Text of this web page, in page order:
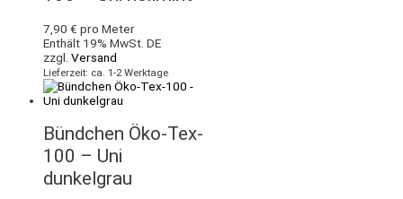
7,90 € pro Meter
Enthält 19% MwSt. DE
zzgl. Versand
Lieferzeit: ca. 1-2 Werktage
Bündchen Öko-Tex-
100 – Uni
dunkelgrau